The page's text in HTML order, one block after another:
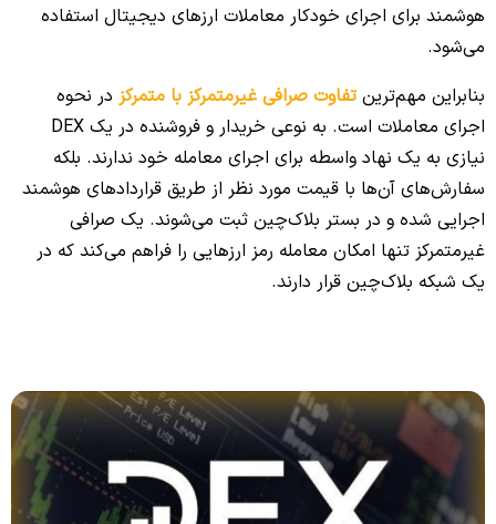
هوشمند برای اجرای خودکار معاملات ارزهای دیجیتال استفاده
می‌شود.
بنابراین مهم‌ترینتفاوت صرافی غیرمتمرکز با متمرکز در نحوه
اجرای معاملات است. به نوعی خریدار و فروشنده در یک DEX
نیازی به یک نهاد واسطه برای اجرای معامله خود ندارند. بلکه
سفارش‌های آن‌ها با قیمت مورد نظر از طریق قراردادهای هوشمند
اجرایی شده و در بستر بلاک‌چین ثبت می‌شوند. یک صرافی
غیرمتمرکز تنها امکان معامله رمز ارزهایی را فراهم می‌کند که در
یک شبکه بلاک‌چین قرار دارند.